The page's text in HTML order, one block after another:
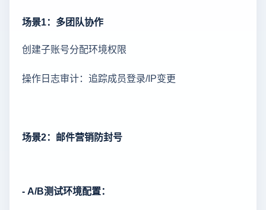
场景1：多团队协作
创建子账号分配环境权限
操作日志审计：追踪成员登录/IP变更
场景2：邮件营销防封号
- A/B测试环境配置：